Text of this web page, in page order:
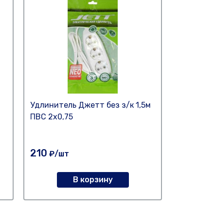
Удлинитель Джетт без з/к 1,5м
ПВС 2х0,75
210 ₽/шт
В корзину